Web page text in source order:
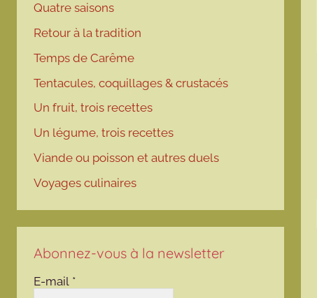
Quatre saisons
Retour à la tradition
Temps de Carême
Tentacules, coquillages & crustacés
Un fruit, trois recettes
Un légume, trois recettes
Viande ou poisson et autres duels
Voyages culinaires
Abonnez-vous à la newsletter
E-mail *